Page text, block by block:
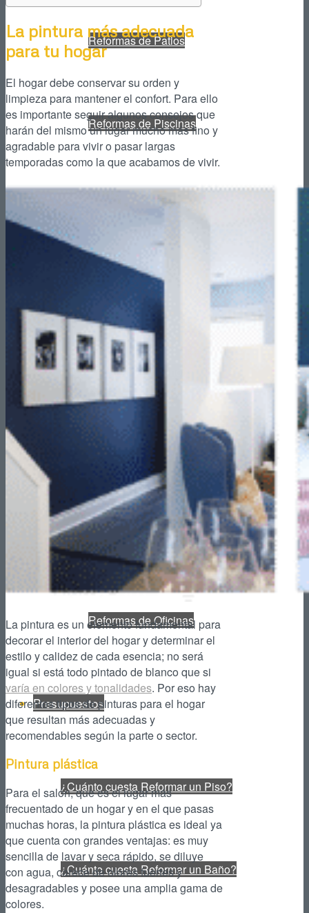
Reformas de Patios
Reformas de Piscinas
Reformas de Portales
Reformas de Tiendas
Reformas de Restaurantes
Reformas de Cafeterías
Reformas de Oficinas
Presupuestos
¿Cuánto cuesta Reformar un Piso?
¿Cuánto cuesta Reformar un Baño?
La pintura más adecuada
para tu hogar
El hogar debe conservar su orden y
limpieza para mantener el confort. Para ello
es importante seguir algunos consejos que
harán del mismo un lugar mucho más fino y
agradable para vivir o pasar largas
temporadas como la que acabamos de vivir.
La pintura es un elemento fundamental para
decorar el interior del hogar y determinar el
estilo y calidez de cada esencia; no será
igual si está todo pintado de blanco que si
varía en colores y tonalidades. Por eso hay
diferentes tipos de pinturas para el hogar
que resultan más adecuadas y
recomendables según la parte o sector.
Pintura plástica
Para el salón, que es el lugar más
frecuentado de un hogar y en el que pasas
muchas horas, la pintura plástica es ideal ya
que cuenta con grandes ventajas: es muy
sencilla de lavar y seca rápido, se diluye
con agua, carece de olores fuertes y
desagradables y posee una amplia gama de
colores.